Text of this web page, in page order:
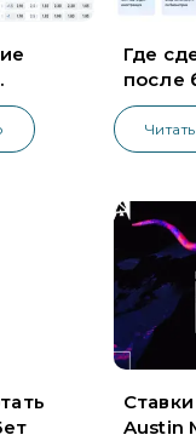
Где
после
на
Austin